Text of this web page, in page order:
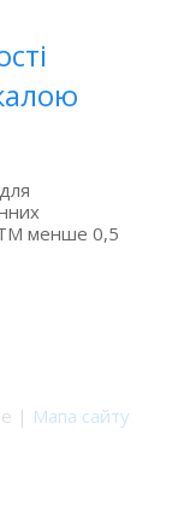
менше 0,5
| Мапа сайту